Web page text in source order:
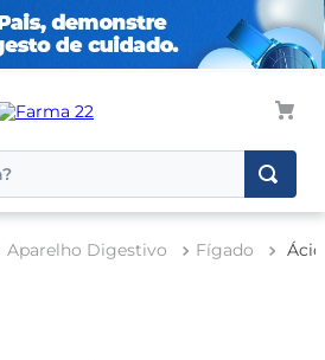
Aparelho Digestivo Fígado